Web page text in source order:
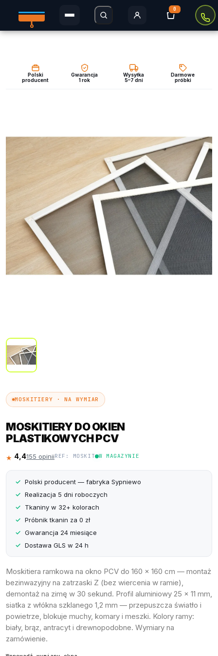
0
Rolety w kasecie
Rolety zaciemniające
Rolety dachowe
Moskitiery
Próbki Darmowe
Polski
producent
Gwarancja
1 rok
Wysyłka
5–7 dni
Darmowe
próbki
MOSKITIERY · NA WYMIAR
MOSKITIERY DO OKIEN
PLASTIKOWYCH PCV
★★★★☆
4,4155 opiniiREF: MOSKIT W MAGAZYNIE
Polski producent — fabryka Sypniewo
Realizacja 5 dni roboczych
Tkaniny w 32+ kolorach
Próbnik tkanin za 0 zł
Gwarancja 24 miesiące
Dostawa GLS w 24 h
Moskitiera ramkowa na okno PCV do 160 × 160 cm — montaż
bezinwazyjny na zatrzaski Z (bez wiercenia w ramie),
demontaż na zimę w 30 sekund. Profil aluminiowy 25 × 11 mm,
siatka z włókna szklanego 1,2 mm — przepuszcza światło i
powietrze, blokuje muchy, komary i meszki. Kolory ramy:
biały, brąz, antracyt i drewnopodobne. Wymiary na
zamówienie.